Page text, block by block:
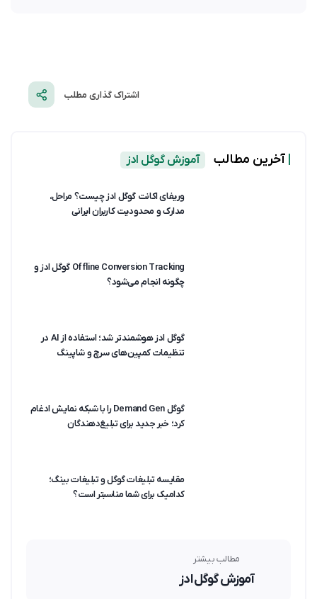
اشتراک گذاری مطلب
آخرین مطالب آموزش گوگل ادز
وریفای اکانت گوگل ادز چیست؟ مراحل،
مدارک و محدودیت کاربران ایرانی
Offline Conversion Tracking گوگل ادز و
چگونه انجام می‌شود؟
گوگل ادز هوشمندتر شد؛ استفاده از AI در
تنظیمات کمپین‌های سرچ و شاپینگ
گوگل Demand Gen را با شبکه نمایش ادغام
کرد؛ خبر جدید برای تبلیغ‌دهندگان
مقایسه تبلیغات گوگل و تبلیغات بینگ؛
کدامیک برای شما مناسبتر است؟
مطالب بیشتر
آموزش گوگل ادز